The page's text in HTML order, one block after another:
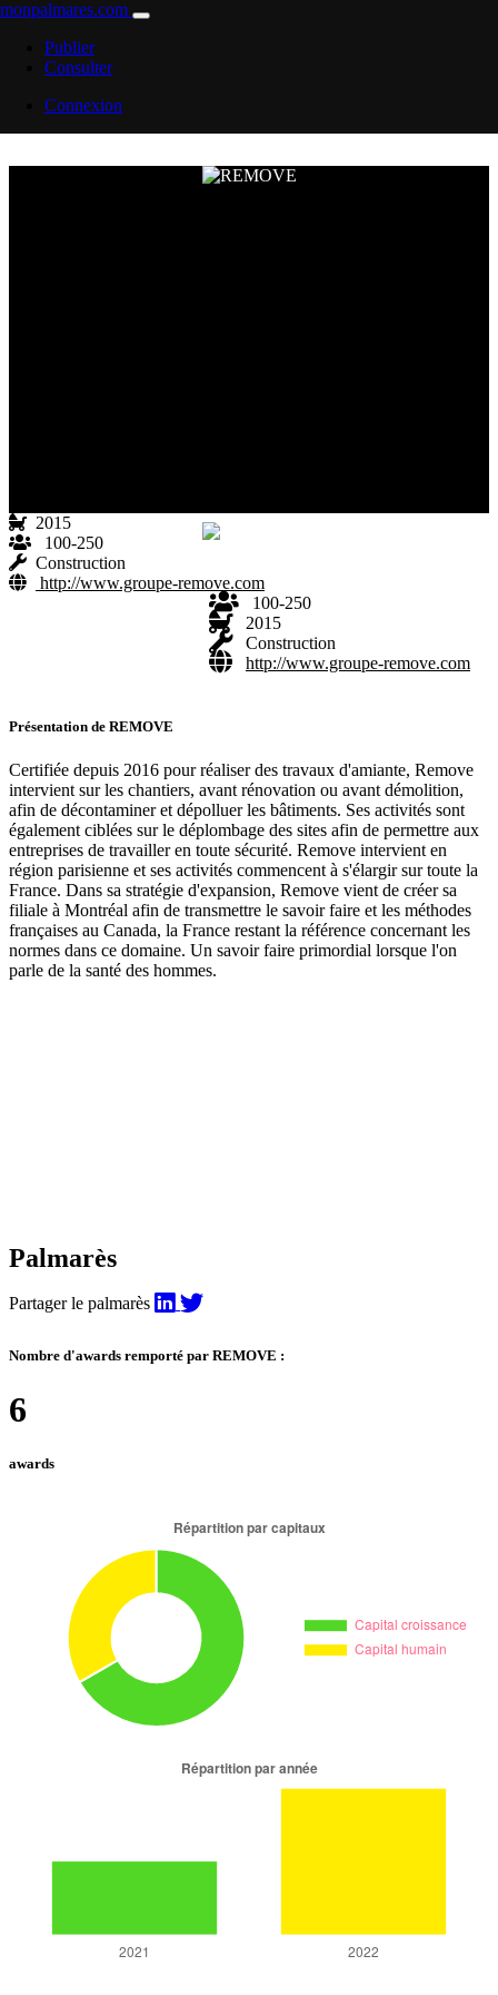
monpalmares.com
Publier
Consulter
Connexion
REMOVE
2015
100-250
Construction
http://www.groupe-remove.com
100-250
2015
Construction
http://www.groupe-remove.com
Présentation de REMOVE
Certifiée depuis 2016 pour réaliser des travaux d'amiante, Remove
intervient sur les chantiers, avant rénovation ou avant démolition,
afin de décontaminer et dépolluer les bâtiments. Ses activités sont
également ciblées sur le déplombage des sites afin de permettre aux
entreprises de travailler en toute sécurité. Remove intervient en
région parisienne et ses activités commencent à s'élargir sur toute la
France. Dans sa stratégie d'expansion, Remove vient de créer sa
filiale à Montréal afin de transmettre le savoir faire et les méthodes
françaises au Canada, la France restant la référence concernant les
normes dans ce domaine. Un savoir faire primordial lorsque l'on
parle de la santé des hommes.
Palmarès
Partager le palmarès
Nombre d'awards remporté par REMOVE :
6
awards